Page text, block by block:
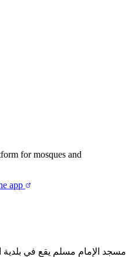
for mosques and
app
مسجد الإمام مسلم يقع في بلدية